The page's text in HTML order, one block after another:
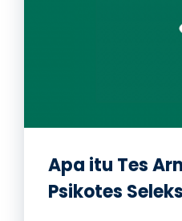
Apa itu Tes
Psikotes